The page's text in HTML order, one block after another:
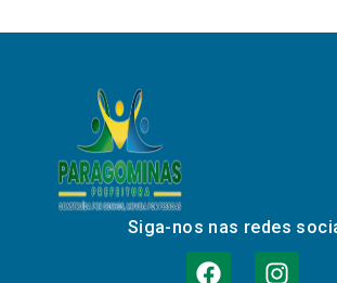
Siga-nos nas redes